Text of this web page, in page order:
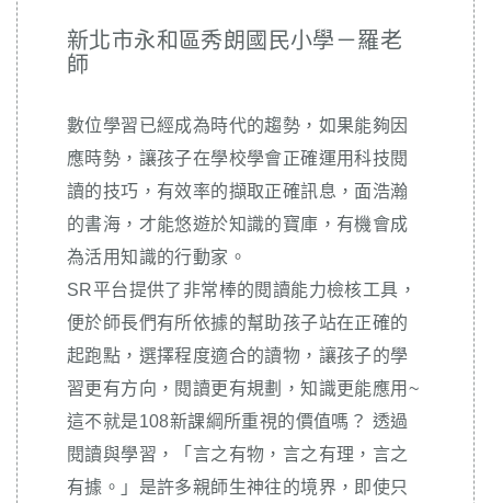
新北市永和區秀朗國民小學－羅老
師
數位學習已經成為時代的趨勢，如果能夠因
應時勢，讓孩子在學校學會正確運用科技閱
讀的技巧，有效率的擷取正確訊息，面浩瀚
的書海，才能悠遊於知識的寶庫，有機會成
為活用知識的行動家。
SR平台提供了非常棒的閱讀能力檢核工具，
便於師長們有所依據的幫助孩子站在正確的
起跑點，選擇程度適合的讀物，讓孩子的學
習更有方向，閱讀更有規劃，知識更能應用~
這不就是108新課綱所重視的價值嗎？ 透過
閱讀與學習，「言之有物，言之有理，言之
有據。」是許多親師生神往的境界，即使只